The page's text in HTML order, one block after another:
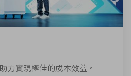
力實現極佳的成本效益。